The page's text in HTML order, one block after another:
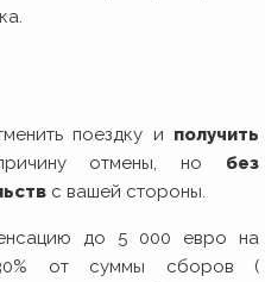
поездку и получить
отмены, но без
с вашей стороны.
до 5 000 евро на
от суммы сборов (